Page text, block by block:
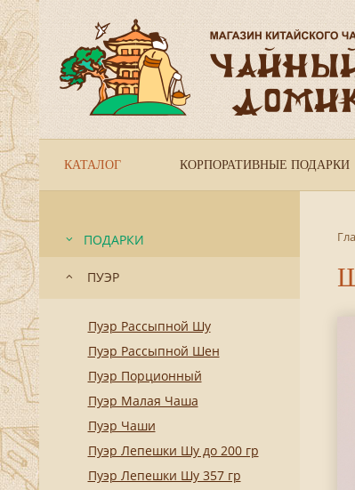
КАТАЛОГ КОРПОРАТИВНЫЕ ПОДАРКИ
ПОДАРКИ
ПУЭР
Пуэр Рассыпной Шу
Пуэр Рассыпной Шен
Пуэр Порционный
Пуэр Малая Чаша
Пуэр Чаши
Пуэр Лепешки Шу до 200 гр
Пуэр Лепешки Шу 357 гр